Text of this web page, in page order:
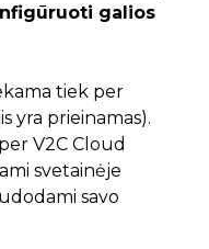
galios
tiek per
yra prieinamas).
V2C Cloud
svetainėje
savo